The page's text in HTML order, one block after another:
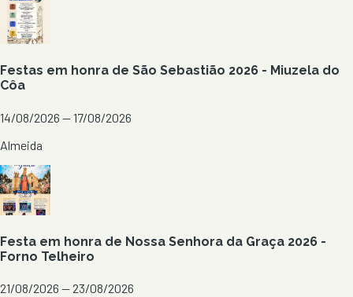
Festas em honra de São Sebastião 2026 - Miuzela do
Côa
14/08/2026 — 17/08/2026
Almeida
Festa em honra de Nossa Senhora da Graça 2026 -
Forno Telheiro
21/08/2026 — 23/08/2026